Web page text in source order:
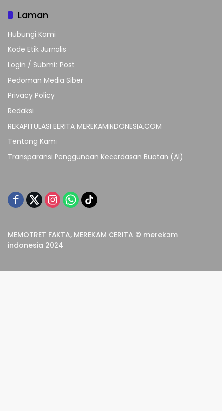
Laman
Hubungi Kami
Kode Etik Jurnalis
Login / Submit Post
Pedoman Media Siber
Privacy Policy
Redaksi
REKAPITULASI BERITA MEREKAMINDONESIA.COM
Tentang Kami
Transparansi Penggunaan Kecerdasan Buatan (AI)
MEMOTRET FAKTA, MEREKAM CERITA © merekam
indonesia 2024